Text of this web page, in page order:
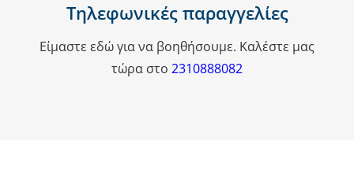
Τηλεφωνικές παραγγελίες
Είμαστε εδώ για να βοηθήσουμε. Καλέστε μας
τώρα στο 2310888082